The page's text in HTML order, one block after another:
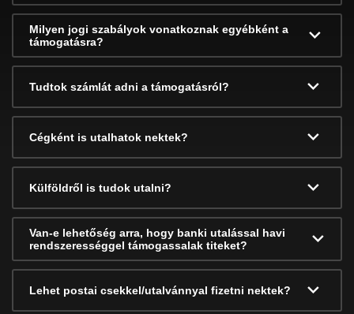
Milyen jogi szabályok vonatkoznak egyébként a
támogatásra?
Tudtok számlát adni a támogatásról?
Cégként is utalhatok nektek?
Külföldről is tudok utalni?
Van-e lehetőség arra, hogy banki utalással havi
rendszerességgel támogassalak titeket?
Lehet postai csekkel/utalvánnyal fizetni nektek?